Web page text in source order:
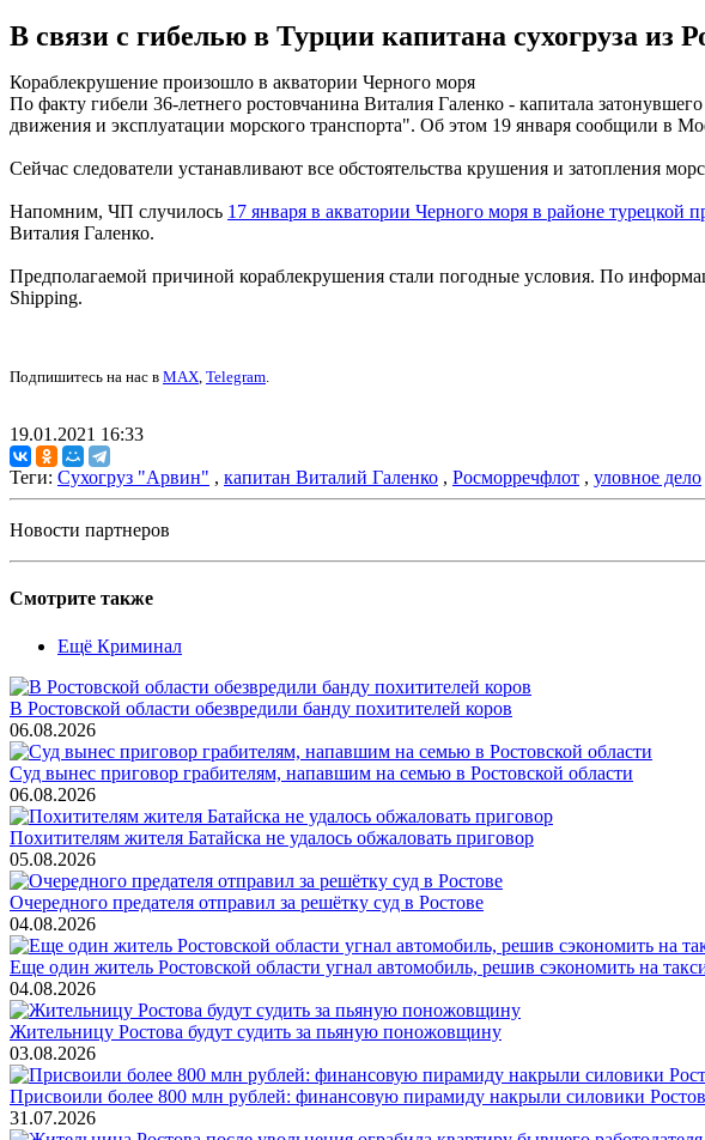
В связи с гибелью в Турции капитана сухогруза из
Кораблекрушение произошло в акватории Черного моря
По факту гибели 36-летнего ростовчанина Виталия Галенко - капитала
движения и эксплуатации морского транспорта". Об этом 19 января сообщили в
Сейчас следователи устанавливают все обстоятельства крушения и затопления
Напомним, ЧП случилось 17 января в акватории Черного моря в районе турецкой
Виталия Галенко.
Предполагаемой причиной кораблекрушения стали погодные условия. По
Shipping.
Подпишитесь на нас в MAX, Telegram.
19.01.2021 16:33
Теги: Сухогруз "Арвин" , капитан Виталий Галенко , Росморречфлот , уловное дело
Новости партнеров
Смотрите также
Ещё Криминал
В Ростовской области обезвредили банду похитителей коров
06.08.2026
Суд вынес приговор грабителям, напавшим на семью в Ростовской области
06.08.2026
Похитителям жителя Батайска не удалось обжаловать приговор
05.08.2026
Очередного предателя отправил за решётку суд в Ростове
04.08.2026
Еще один житель Ростовской области угнал автомобиль, решив сэкономить на
04.08.2026
Жительницу Ростова будут судить за пьяную поножовщину
03.08.2026
Присвоили более 800 млн рублей: финансовую пирамиду накрыли силовики
31.07.2026